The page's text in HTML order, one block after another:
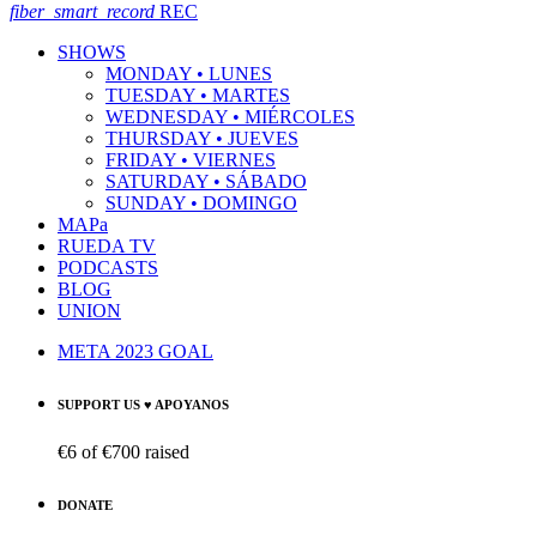
fiber_smart_record REC
SHOWS
MONDAY • LUNES
TUESDAY • MARTES
WEDNESDAY • MIÉRCOLES
THURSDAY • JUEVES
FRIDAY • VIERNES
SATURDAY • SÁBADO
SUNDAY • DOMINGO
MAPa
RUEDA TV
PODCASTS
BLOG
UNION
META 2023 GOAL
SUPPORT US ♥ APOYANOS
€6 of€700 raised
DONATE